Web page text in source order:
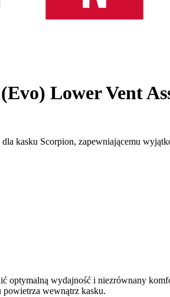
Lower Vent
kasku Scorpion, zapewniającemu
optymalną wydajność i niezrównany
wewnątrz kasku.